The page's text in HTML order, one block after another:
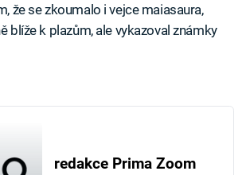
že se zkoumalo i vejce maiasaura,
blíže k plazům, ale vykazoval známky
redakce Prima Zoom